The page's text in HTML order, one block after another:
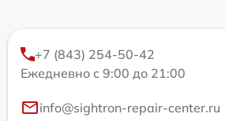
+7 (843) 254-50-42
Ежедневно с 9:00 до 21:00
info@sightron-repair-center.ru